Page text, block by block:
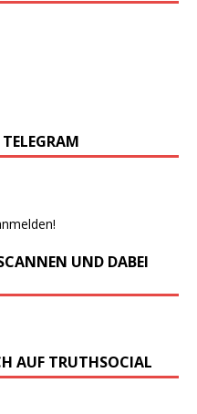
UND DABEI
AUF TRUTHSOCIAL